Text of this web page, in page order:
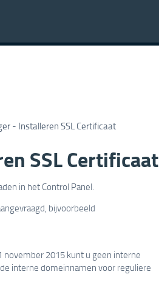
- Installeren SSL Certificaat
SSL Certificaat
in het Control Panel.
bijvoorbeeld
november 2015 kunt u geen interne
interne domeinnamen voor reguliere